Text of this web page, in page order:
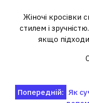
Жіночі кросівки
стилем і
якщо
Навігація
Попередній: Як